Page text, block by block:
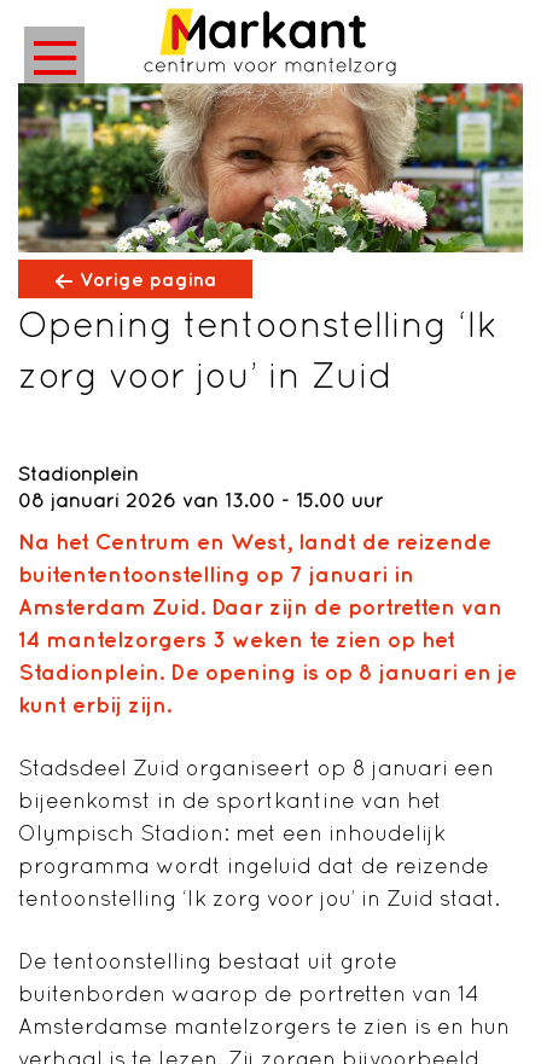
Vorige pagina
Opening tentoonstelling ‘Ik
zorg voor jou’ in Zuid
Stadionplein
08 januari 2026 van 13.00 - 15.00 uur
Na het Centrum en West, landt de reizende
buitententoonstelling op 7 januari in
Amsterdam Zuid. Daar zijn de portretten van
14 mantelzorgers 3 weken te zien op het
Stadionplein. De opening is op 8 januari en je
kunt erbij zijn.
Stadsdeel Zuid organiseert op 8 januari een
bijeenkomst in de sportkantine van het
Olympisch Stadion: met een inhoudelijk
programma wordt ingeluid dat de reizende
tentoonstelling ‘Ik zorg voor jou’ in Zuid staat.
De tentoonstelling bestaat uit grote
buitenborden waarop de portretten van 14
Amsterdamse mantelzorgers te zien is en hun
verhaal is te lezen. Zij zorgen bijvoorbeeld